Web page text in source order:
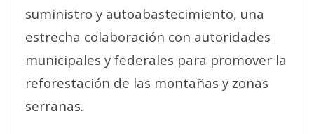
suministro y autoabastecimiento, una
estrecha colaboración con autoridades
municipales y federales para promover la
reforestación de las montañas y zonas
serranas.